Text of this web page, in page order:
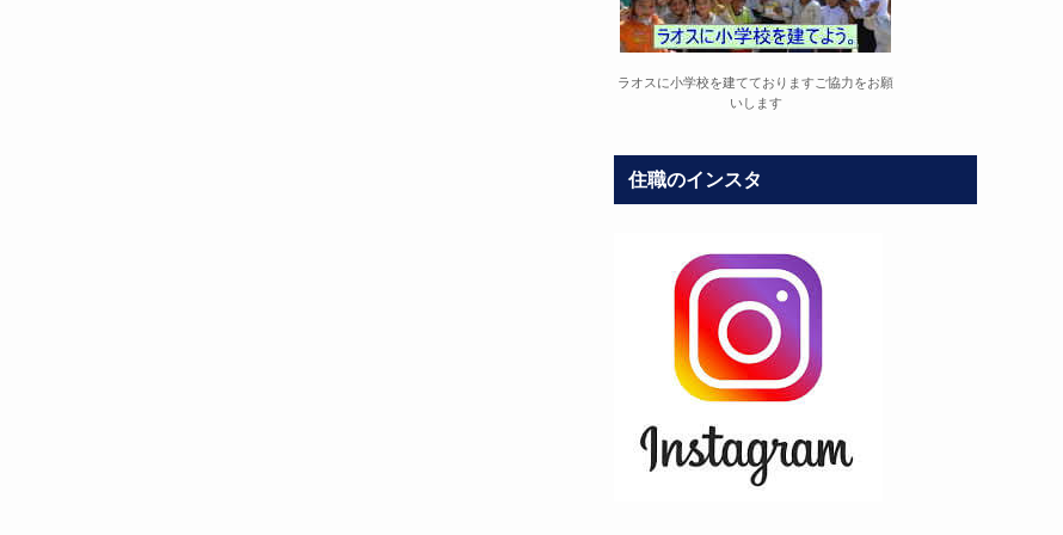
ラオスに小学校を建てておりますご協力をお願
いします
住職のインスタ